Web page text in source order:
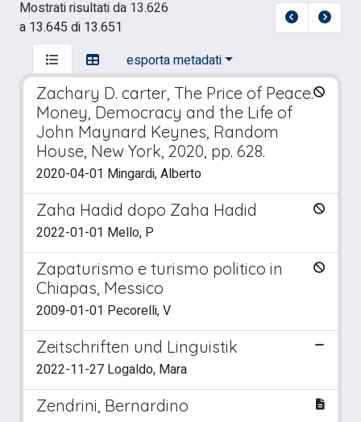
Mostrati risultati da 13.626
a 13.645 di 13.651
esporta metadati
Zachary D. carter, The Price of Peace.
Money, Democracy and the Life of
John Maynard Keynes, Random
House, New York, 2020, pp. 628.
2020-04-01 Mingardi, Alberto
Zaha Hadid dopo Zaha Hadid
2022-01-01 Mello, P
Zapaturismo e turismo politico in
Chiapas, Messico
2009-01-01 Pecorelli, V
Zeitschriften und Linguistik
2022-11-27 Logaldo, Mara
Zendrini, Bernardino